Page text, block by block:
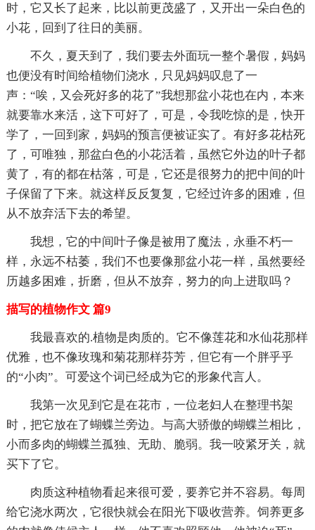
时，它又长了起来，比以前更茂盛了，又开出一朵白色的
小花，回到了往日的美丽。
不久，夏天到了，我们要去外面玩一整个暑假，妈妈
也便没有时间给植物们浇水，只见妈妈叹息了一
声：“唉，又会死好多的花了”我想那盆小花也在内，本来
就要靠水来活，这下可好了，可是，令我吃惊的是，快开
学了，一回到家，妈妈的预言便被证实了。有好多花枯死
了，可唯独，那盆白色的小花活着，虽然它外边的叶子都
黄了，有的都在枯落，可是，它还是很努力的把中间的叶
子保留了下来。就这样反反复复，它经过许多的困难，但
从不放弃活下去的希望。
我想，它的中间叶子像是被用了魔法，永垂不朽一
样，永远不枯萎，我们不也要像那盆小花一样，虽然要经
历越多困难，折磨，但从不放弃，努力的向上进取吗？
描写的植物作文 篇9
我最喜欢的.植物是肉质的。它不像莲花和水仙花那样
优雅，也不像玫瑰和菊花那样芬芳，但它有一个胖乎乎
的“小肉”。可爱这个词已经成为它的形象代言人。
我第一次见到它是在花市，一位老妇人在整理书架
时，把它放在了蝴蝶兰旁边。与高大骄傲的蝴蝶兰相比，
小而多肉的蝴蝶兰孤独、无助、脆弱。我一咬紧牙关，就
买下了它。
肉质这种植物看起来很可爱，要养它并不容易。每周
给它浇水两次，它很快就会在阳光下吸收营养。饲养更多